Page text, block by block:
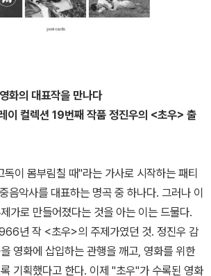
화의 대표작을 만나다
이 컬렉션 19번째 작품 정진우의 <초우> 출
이 몸부림칠 때"라는 가사로 시작하는 패티
음악사를 대표하는 명곡 중 하나다. 그러나 이
가로 만들어졌다는 것을 아는 이는 드물다.
년 작 <초우>의 주제가였던 것. 정진우 감
영화에 삽입하는 관행을 깨고, 영화를 위한
기획했다고 한다. 이제 "초우"가 수록된 영화